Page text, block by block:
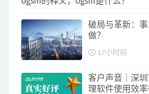
破局与革新：
做？
17小时前
客户声音｜深
理软件使用效率